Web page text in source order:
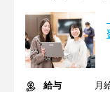
給与